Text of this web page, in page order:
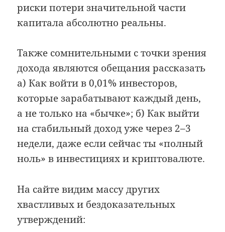
риски потери значительной части
капитала абсолютно реальны.
Также сомнительными с точки зрения
дохода являются обещания рассказать
а) Как войти в 0,01% инвесторов,
которые зарабатывают каждый день,
а не только на «бычке»; б) Как выйти
на стабильный доход уже через 2–3
недели, даже если сейчас ты «полный
ноль» в инвестициях и криптовалюте.
На сайте видим массу других
хвастливых и бездоказательных
утверждений: